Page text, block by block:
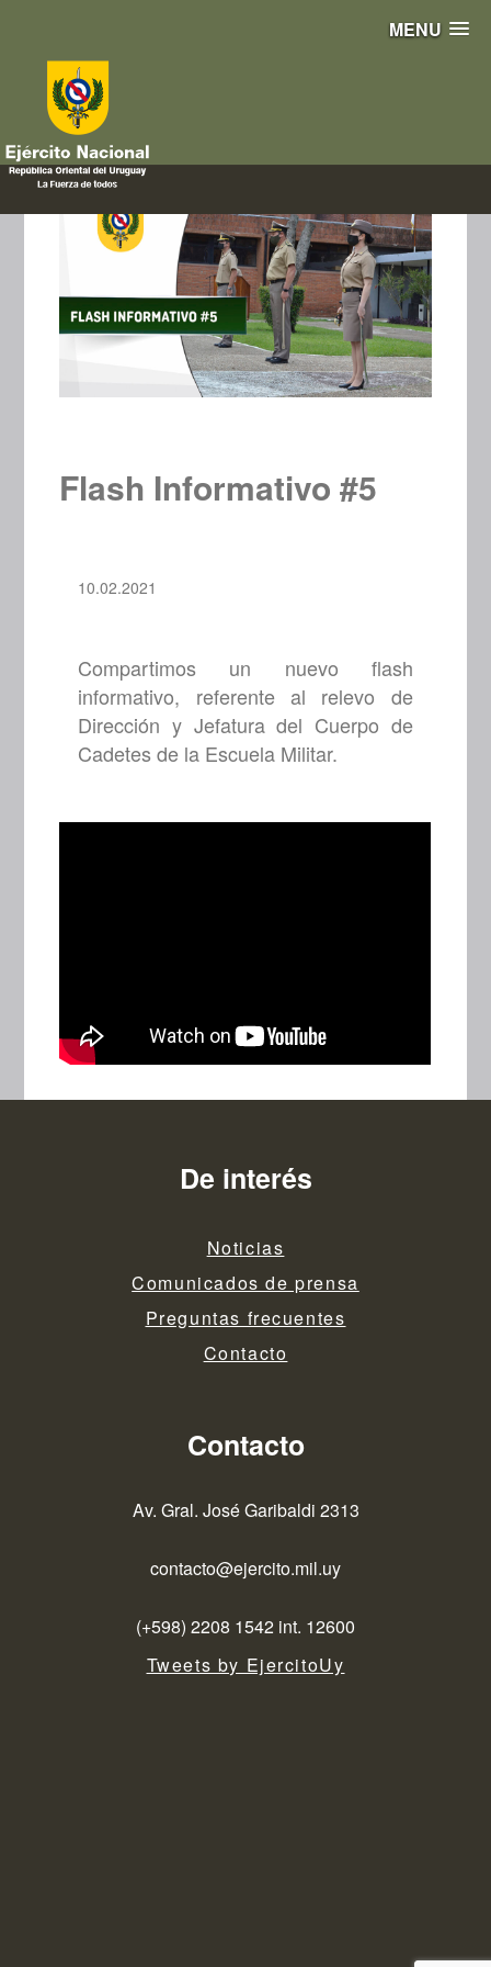
MENU
Flash Informativo #5
10.02.2021
Compartimos un nuevo flash
informativo, referente al relevo de
Dirección y Jefatura del Cuerpo de
Cadetes de la Escuela Militar.
De interés
Noticias
Comunicados de prensa
Preguntas frecuentes
Contacto
Contacto
Av. Gral. José Garibaldi 2313
contacto@ejercito.mil.uy
(+598) 2208 1542 int. 12600
Tweets by EjercitoUy